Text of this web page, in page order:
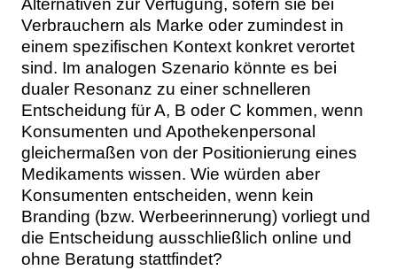
Verbrauchern als Marke oder zumindest in
einem spezifischen Kontext konkret verortet
sind. Im analogen Szenario könnte es bei
dualer Resonanz zu einer schnelleren
Entscheidung für A, B oder C kommen, wenn
Konsumenten und Apothekenpersonal
gleichermaßen von der Positionierung eines
Medikaments wissen. Wie würden aber
Konsumenten entscheiden, wenn kein
Branding (bzw. Werbeerinnerung) vorliegt und
die Entscheidung ausschließlich online und
ohne Beratung stattfindet?